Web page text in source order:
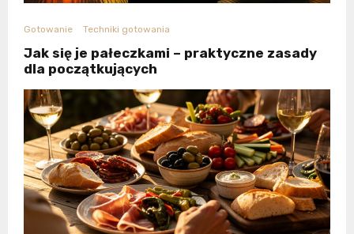
Gotowanie Techniki gotowania
Jak się je pałeczkami – praktyczne zasady
dla początkujących